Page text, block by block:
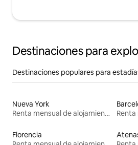
Destinaciones para
Destinaciones populares para
Nueva York
Renta mensual de alojamientos
Florencia